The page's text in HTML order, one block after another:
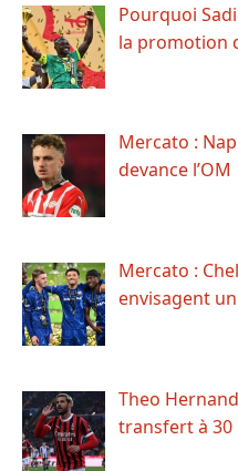
Pourquoi
la promotion
Mercato :
devance l’OM
Mercato :
envisagent
Theo
transfert à 30